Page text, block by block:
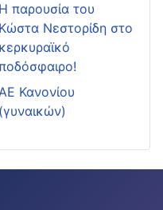
H παρουσία του
Κώστα Νεστορίδη στο
κερκυραϊκό
Κανονίου
(γυναικών)